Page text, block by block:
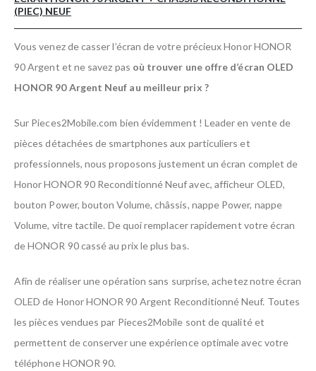
(PIEC) NEUF
Vous venez de casser l’écran de votre précieux Honor HONOR
90 Argent et ne savez pas où trouver une offre d’écran OLED
HONOR 90 Argent Neuf au meilleur prix ?
Sur Pieces2Mobile.com bien évidemment ! Leader en vente de
pièces détachées de smartphones aux particuliers et
professionnels, nous proposons justement un écran complet de
Honor HONOR 90 Reconditionné Neuf avec, afficheur OLED,
bouton Power, bouton Volume, châssis, nappe Power, nappe
Volume, vitre tactile. De quoi remplacer rapidement votre écran
de HONOR 90 cassé au prix le plus bas.
Afin de réaliser une opération sans surprise, achetez notre écran
OLED de Honor HONOR 90 Argent Reconditionné Neuf. Toutes
les pièces vendues par Pieces2Mobile sont de qualité et
permettent de conserver une expérience optimale avec votre
téléphone HONOR 90.